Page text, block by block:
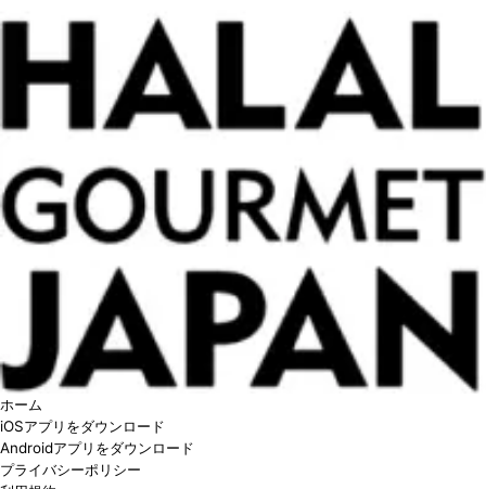
ホーム
iOSアプリをダウンロード
Androidアプリをダウンロード
プライバシーポリシー